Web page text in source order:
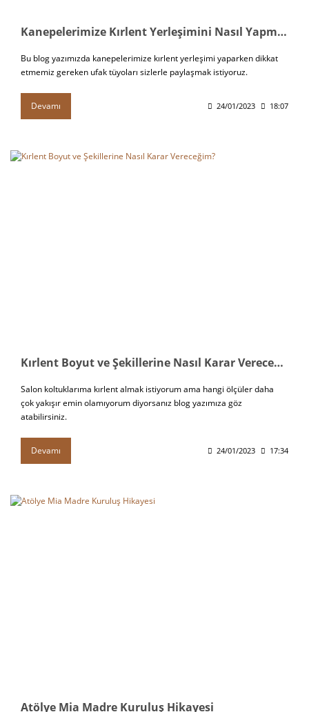
Kanepelerimize Kırlent Yerleşimini Nasıl Yapmalıyız?
Bu blog yazımızda kanepelerimize kırlent yerleşimi yaparken dikkat
etmemiz gereken ufak tüyoları sizlerle paylaşmak istiyoruz.
Devamı 24/01/2023 18:07
Kırlent Boyut ve Şekillerine Nasıl Karar Vereceğim?
Salon koltuklarıma kırlent almak istiyorum ama hangi ölçüler daha
çok yakışır emin olamıyorum diyorsanız blog yazımıza göz
atabilirsiniz.
Devamı 24/01/2023 17:34
Atölye Mia Madre Kuruluş Hikayesi